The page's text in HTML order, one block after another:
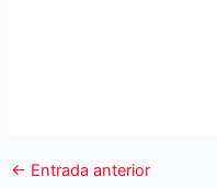
← Entrada anterior